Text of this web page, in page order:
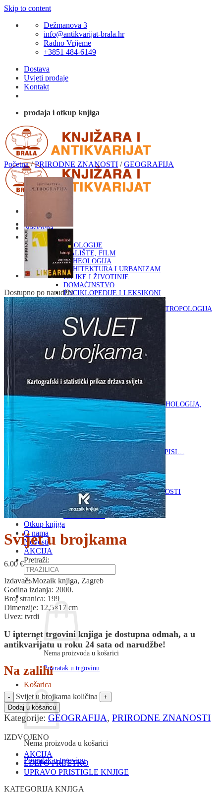
Skip to content
Dežmanova 3
info@antikvarijat-brala.hr
Radno Vrijeme
+3851 484-6149
Dostava
Uvjeti prodaje
Kontakt
prodaja i otkup knjiga
Naslovna
KNJIGE
OD ARHEOLOGIJE
DO KAZALIŠTE, FILM
ARHEOLOGIJA
ARHITEKTURA I URBANIZAM
BILJKE I ŽIVOTINJE
DOMAĆINSTVO
ENCIKLOPEDIJE I LEKSIKONI
ETNOLOGIJA
FILOZOFIJA, SOCIOLOGIJA, ANTROPOLOGIJA
FOTOGRAFIJA
GLAZBENA UMJETNOST
KAZALIŠTE, FILM
OD KNJIŽEVNOST
DO RELIGIJA
KNJIŽEVNOST
LIKOVNA UMJETNOST
LJEKOVITO BILJE I ZDRAVLJE
MITOLOGIJA
POVIJEST I PUBLICISTIKA
PRIRODNE ZNANOSTI
PSIHOLOGIJA, POPULARNA PSIHOLOGIJA,
ALTERNATIVA
RAZNO
RELIGIJA
OD RJEČNIKA
DO ZEMLJOVIDA
RJEČNICI, GRAMATIKE, PRAVOPISI…
ŠAH
SPORT
STRIPOVI
TEHNIČKE ZNANOSTI
TEORIJA I POVIJEST KNJIŽEVNOSTI
VEDUTE
ZAGREB
ZEMLJOVIDI
Otkup knjiga
O nama
Novosti
AKCIJA
Pretraži:
Nema proizvoda u košarici
Povratak u trgovinu
Košarica
Nema proizvoda u košarici
Povratak u trgovinu
Početna / PRIRODNE ZNANOSTI / GEOGRAFIJA
Dostupno po narudžbi
Svijet u brojkama
6.00€
Izdavač: Mozaik knjiga, Zagreb
Godina izdanja: 2000.
Broj stranica: 199
Dimenzije: 12,5×17 cm
Uvez: tvrdi
U internet trgovini knjiga je dostupna odmah, a u
antikvarijatu u roku 24 sata od narudžbe!
Na zalihi
Svijet u brojkama količina
Dodaj u košaricu
Kategorije: GEOGRAFIJA, PRIRODNE ZNANOSTI
IZDVOJENO
AKCIJA
LIJEPO I RIJETKO
UPRAVO PRISTIGLE KNJIGE
KATEGORIJA KNJIGA